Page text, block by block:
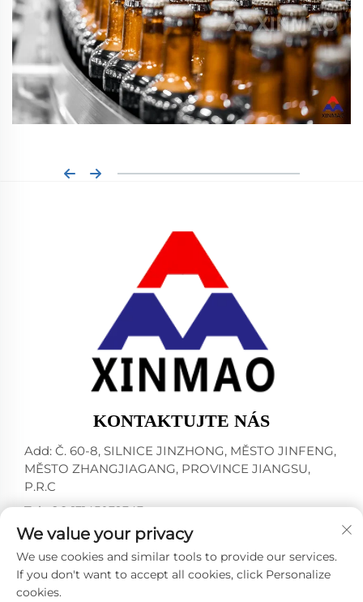
KONTAKTUJTE NÁS
Add: Č. 60-8, SILNICE JINZHONG, MĚSTO JINFENG,
MĚSTO ZHANGJIAGANG, PROVINCE JIANGSU,
P.R.C
Tel:+86-13145032343
E-mail: [email protected]
Všechna práva vyhrazena © 2024 ZHANGJIAGANG CITY
We value your privacy
We use cookies and similar tools to provide our services.
If you don't want to accept all cookies, click Personalize
cookies.